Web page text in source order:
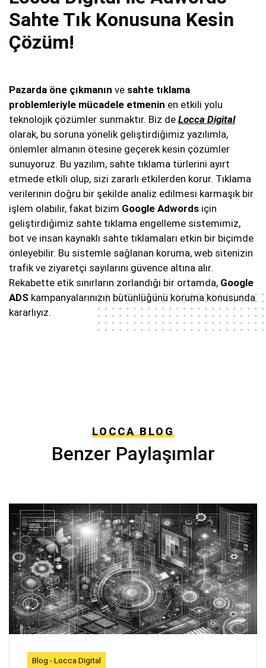
Sahte Tık Konusuna Kesin
Çözüm!
Pazarda öne çıkmanın ve sahte tıklama
problemleriyle mücadele etmenin en etkili yolu
teknolojik çözümler sunmaktır. Biz de Locca Digital
olarak, bu soruna yönelik geliştirdiğimiz yazılımla,
önlemler almanın ötesine geçerek kesin çözümler
sunuyoruz. Bu yazılım, sahte tıklama türlerini ayırt
etmede etkili olup, sizi zararlı etkilerden korur. Tıklama
verilerinin doğru bir şekilde analiz edilmesi karmaşık bir
işlem olabilir, fakat bizim Google Adwords için
geliştirdiğimiz sahte tıklama engelleme sistemimiz,
bot ve insan kaynaklı sahte tıklamaları etkin bir biçimde
önleyebilir. Bu sistemle sağlanan koruma, web sitenizin
trafik ve ziyaretçi sayılarını güvence altına alır.
Rekabette etik sınırların zorlandığı bir ortamda, Google
ADS kampanyalarınızın bütünlüğünü koruma konusunda
kararlıyız.
LOCCA BLOG
Benzer Paylaşımlar
Blog - Locca Digital